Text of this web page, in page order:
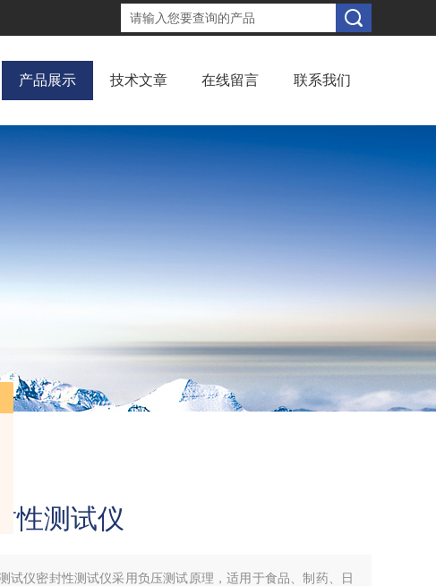
产品展示 技术文章 在线留言 联系我们
性测试仪
试仪密封性测试仪采用负压测试原理，适用于食品、制药、日